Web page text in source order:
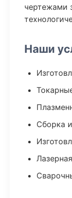
чертежами
Наши
Сборка